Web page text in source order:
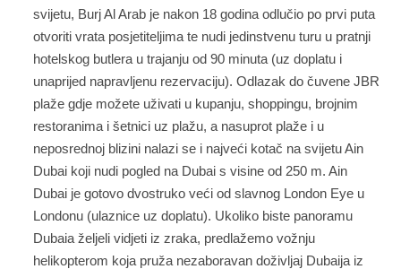
svijetu, Burj Al Arab je nakon 18 godina odlučio po prvi puta
otvoriti vrata posjetiteljima te nudi jedinstvenu turu u pratnji
hotelskog butlera u trajanju od 90 minuta (uz doplatu i
unaprijed napravljenu rezervaciju). Odlazak do čuvene JBR
plaže gdje možete uživati u kupanju, shoppingu, brojnim
restoranima i šetnici uz plažu, a nasuprot plaže i u
neposrednoj blizini nalazi se i najveći kotač na svijetu Ain
Dubai koji nudi pogled na Dubai s visine od 250 m. Ain
Dubai je gotovo dvostruko veći od slavnog London Eye u
Londonu (ulaznice uz doplatu). Ukoliko biste panoramu
Dubaia željeli vidjeti iz zraka, predlažemo vožnju
helikopterom koja pruža nezaboravan doživljaj Dubaija iz